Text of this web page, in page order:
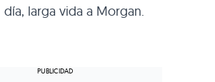
larga vida a Morgan.